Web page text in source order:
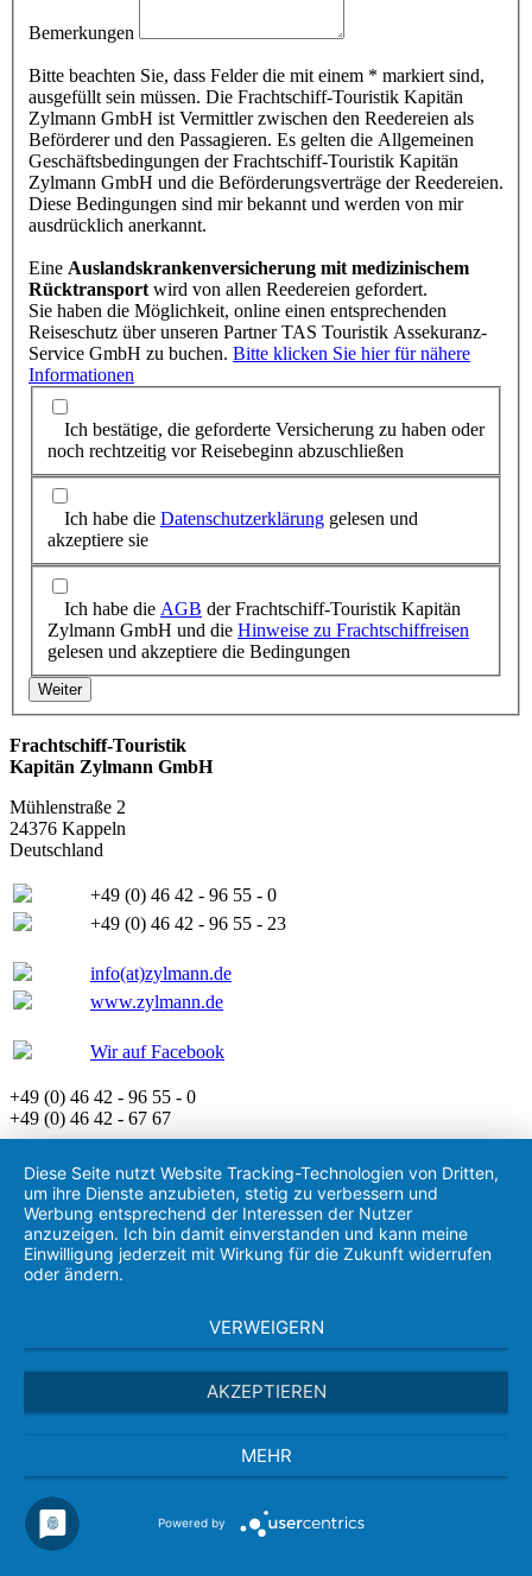
Bemerkungen
Bitte beachten Sie, dass Felder die mit einem * markiert sind,
ausgefüllt sein müssen. Die Frachtschiff-Touristik Kapitän
Zylmann GmbH ist Vermittler zwischen den Reedereien als
Beförderer und den Passagieren. Es gelten die Allgemeinen
Geschäftsbedingungen der Frachtschiff-Touristik Kapitän
Zylmann GmbH und die Beförderungsverträge der Reedereien.
Diese Bedingungen sind mir bekannt und werden von mir
ausdrücklich anerkannt.
Eine Auslandskrankenversicherung mit medizinischem
Rücktransport wird von allen Reedereien gefordert.
Sie haben die Möglichkeit, online einen entsprechenden
Reiseschutz über unseren Partner TAS Touristik Assekuranz-
Service GmbH zu buchen. Bitte klicken Sie hier für nähere
Informationen
Ich bestätige, die geforderte Versicherung zu haben oder
noch rechtzeitig vor Reisebeginn abzuschließen
Ich habe die Datenschutzerklärung gelesen und
akzeptiere sie
Ich habe die AGB der Frachtschiff-Touristik Kapitän
Zylmann GmbH und die Hinweise zu Frachtschiffreisen
gelesen und akzeptiere die Bedingungen
Frachtschiff-Touristik
Kapitän Zylmann GmbH
Mühlenstraße 2
24376 Kappeln
Deutschland
+49 (0) 46 42 - 96 55 - 0
+49 (0) 46 42 - 96 55 - 23
info(at)zylmann.de
www.zylmann.de
Wir auf Facebook
+49 (0) 46 42 - 96 55 - 0
+49 (0) 46 42 - 67 67
Diese Seite nutzt Website Tracking-Technologien von Dritten,
um ihre Dienste anzubieten, stetig zu verbessern und
Werbung entsprechend der Interessen der Nutzer
anzuzeigen. Ich bin damit einverstanden und kann meine
Einwilligung jederzeit mit Wirkung für die Zukunft widerrufen
oder ändern.
VERWEIGERN
AKZEPTIEREN
MEHR
Powered by